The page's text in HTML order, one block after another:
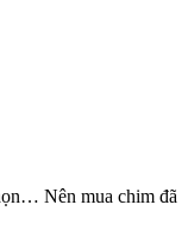
Nên mua chim đã